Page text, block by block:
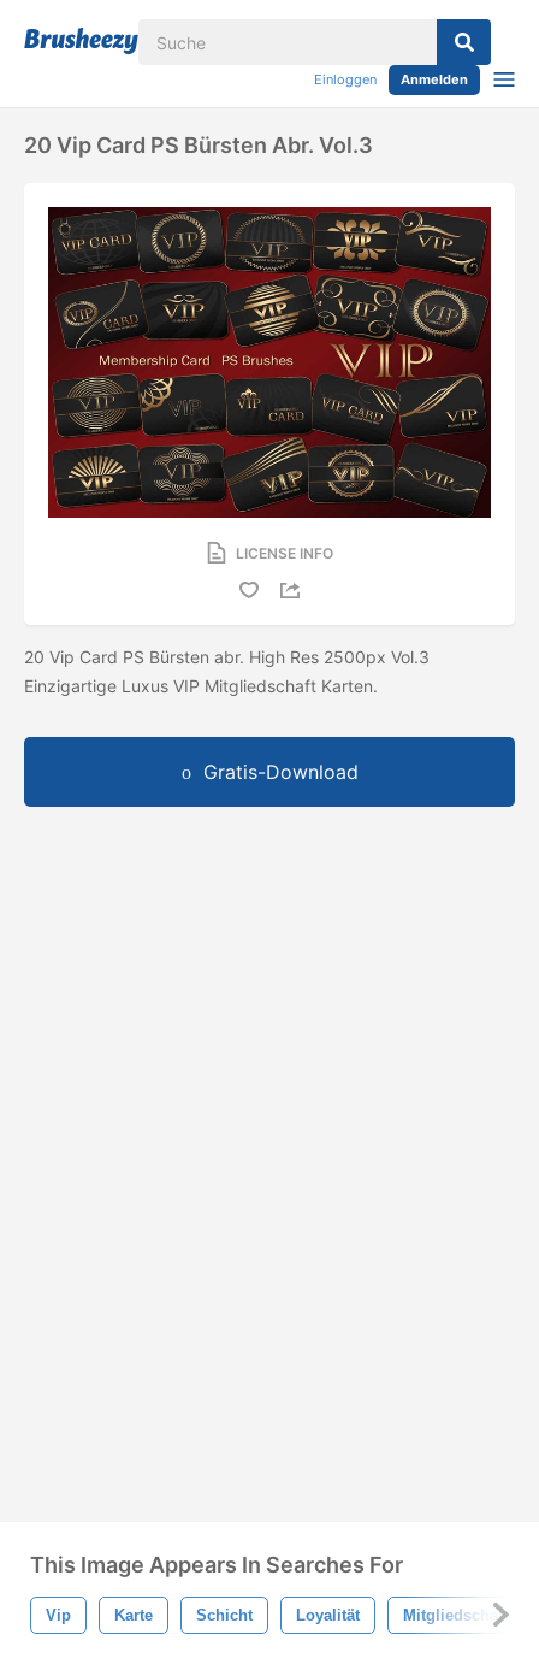
Einloggen Anmelden
20 Vip Card PS Bürsten Abr. Vol.3
LICENSE INFO
20 Vip Card PS Bürsten abr. High Res 2500px Vol.3
Einzigartige Luxus VIP Mitgliedschaft Karten.
Gratis-Download
This Image Appears In Searches For
Vip Karte Schicht Loyalität Mitgliedschaft